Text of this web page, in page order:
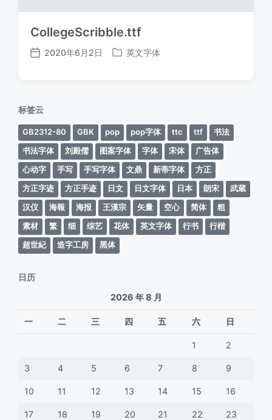
CollegeScribble.ttf
发
2020年6月2日
发
英文字体
标签云
GB2312-80 GBK pop pop字体 ttc ttf
书法
书法字体
刘殿儒 图案字体 字体 宋体
广告体
心动字
手写 手写字体 文鼎 新蒂字体
方正
方正字迹
方正手迹 日文 日文字体 日本 朗宋
武蔵
汉仪
海報 海报 王漢宗 矢量 空心 简体
粗
素材
繁 细 综艺 花体 英文字体 行书
行楷
超世紀
造字工房 黑体
日历
2026 年 8 月
一 二 三 四 五 六 日
1 2
3 4 5 6 7 8 9
10 11 12 13 14 15 16
17 18 19 20 21 22 23